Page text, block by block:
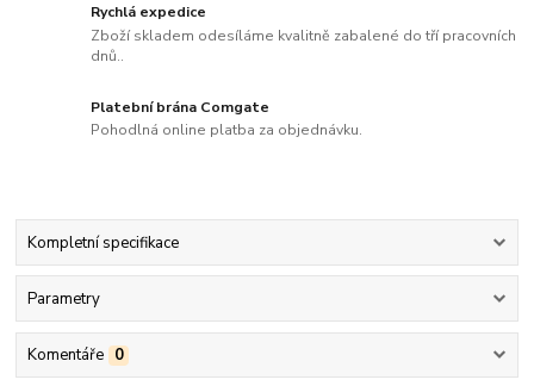
Rychlá expedice
Zboží skladem odesíláme kvalitně zabalené do tří pracovních
dnů..
Platební brána Comgate
Pohodlná online platba za objednávku.
Kompletní specifikace
Parametry
Komentáře 0